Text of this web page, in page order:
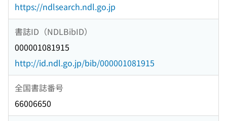
https://ndlsearch.ndl.go.jp
書誌ID（NDLBibID）
000001081915
http://id.ndl.go.jp/bib/000001081915
全国書誌番号
66006650